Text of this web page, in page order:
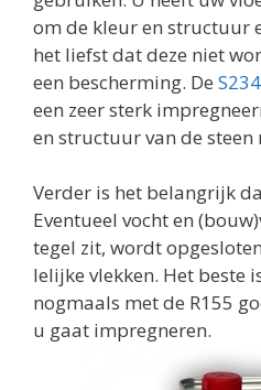
om de kleur en structuur
het liefst dat deze niet
een bescherming. De
een zeer sterk
en structuur van de steen
Verder is het belangrijk
Eventueel vocht en
tegel zit, wordt
lelijke vlekken. Het beste
nogmaals met de R155
u gaat impregneren.